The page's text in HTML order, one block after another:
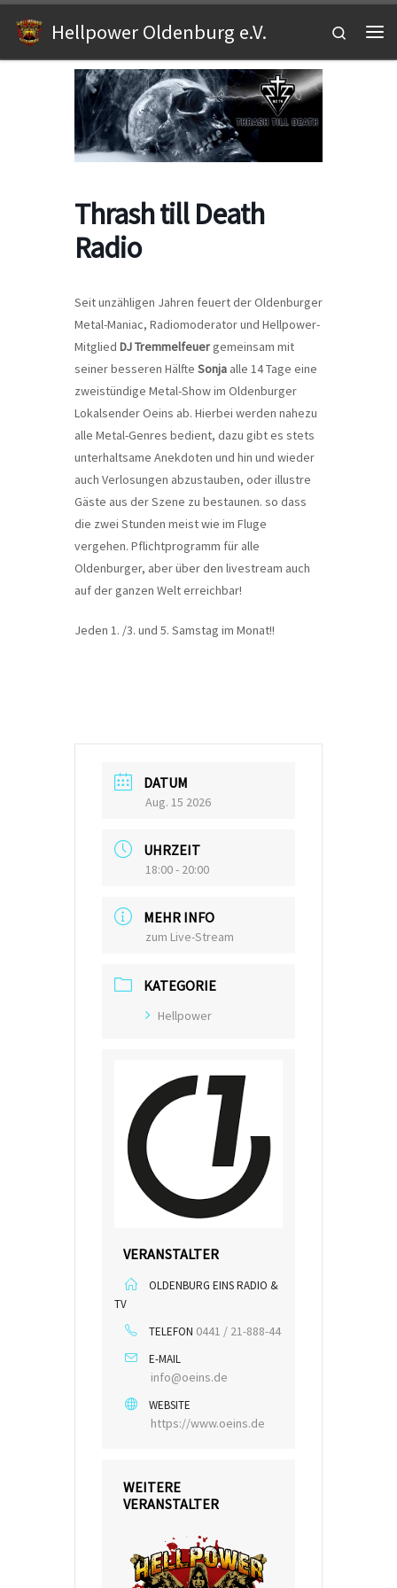
Zum Inhalt springen
Hellpower Oldenburg e.V.
Search
Thrash till Death
Radio
Seit unzähligen Jahren feuert der Oldenburger
Metal-Maniac, Radiomoderator und Hellpower-
Mitglied DJ Tremmelfeuergemeinsam mit
seiner besseren Hälfte Sonja alle 14 Tage eine
zweistündige Metal-Show im Oldenburger
Lokalsender Oeins ab. Hierbei werden nahezu
alle Metal-Genres bedient, dazu gibt es stets
unterhaltsame Anekdoten und hin und wieder
auch Verlosungen abzustauben, oder illustre
Gäste aus der Szene zu bestaunen. so dass
die zwei Stunden meist wie im Fluge
vergehen. Pflichtprogramm für alle
Oldenburger, aber über den livestream auch
auf der ganzen Welt erreichbar!
Jeden 1. /3. und 5. Samstag im Monat!!
DATUM
Aug. 15 2026
UHRZEIT
18:00 - 20:00
MEHR INFO
zum Live-Stream
KATEGORIE
Hellpower
VERANSTALTER
OLDENBURG EINS RADIO &
TV
TELEFON 0441 / 21-888-44
E-MAIL
info@oeins.de
WEBSITE
https://www.oeins.de
WEITERE
VERANSTALTER